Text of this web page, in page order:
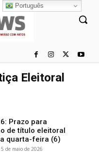
Eleitoral
Prazo para
de título eleitoral
quarta-feira (6)
5 de maio de 2026
Português